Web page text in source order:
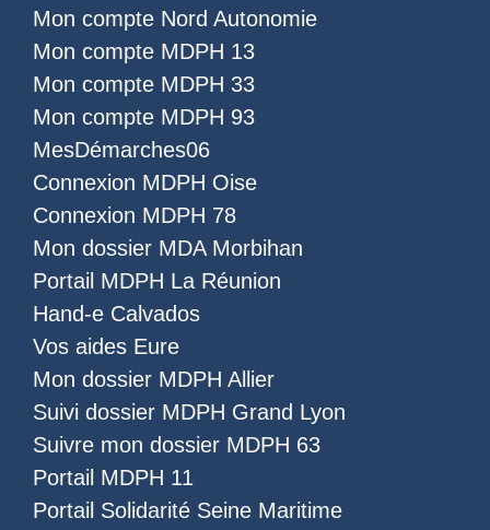
Mon compte Nord Autonomie
Mon compte MDPH 13
Mon compte MDPH 33
Mon compte MDPH 93
MesDémarches06
Connexion MDPH Oise
Connexion MDPH 78
Mon dossier MDA Morbihan
Portail MDPH La Réunion
Hand-e Calvados
Vos aides Eure
Mon dossier MDPH Allier
Suivi dossier MDPH Grand Lyon
Suivre mon dossier MDPH 63
Portail MDPH 11
Portail Solidarité Seine Maritime